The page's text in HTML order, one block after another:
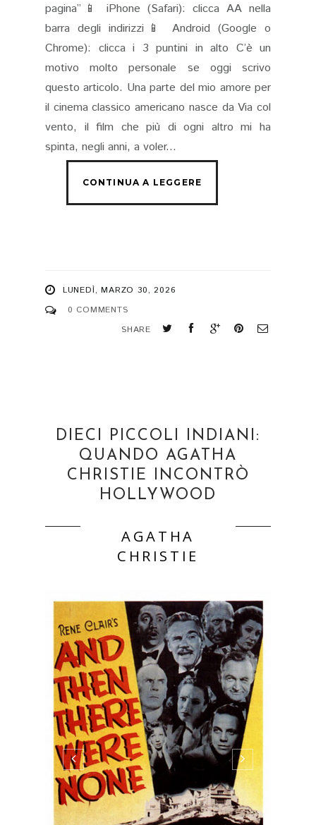
pagina”📱 iPhone (Safari): clicca AA nella
barra degli indirizzi📱 Android (Google o
Chrome): clicca i 3 puntini in alto C’è un
motivo molto personale se oggi scrivo
questo articolo. Una parte del mio amore per
il cinema classico americano nasce da Via col
vento, il film che più di ogni altro mi ha
spinta, negli anni, a voler...
LUNEDÌ, MARZO 30, 2026
0 COMMENTS
SHARE
DIECI PICCOLI INDIANI:
QUANDO AGATHA
CHRISTIE INCONTRÒ
HOLLYWOOD
AGATHA
CHRISTIE